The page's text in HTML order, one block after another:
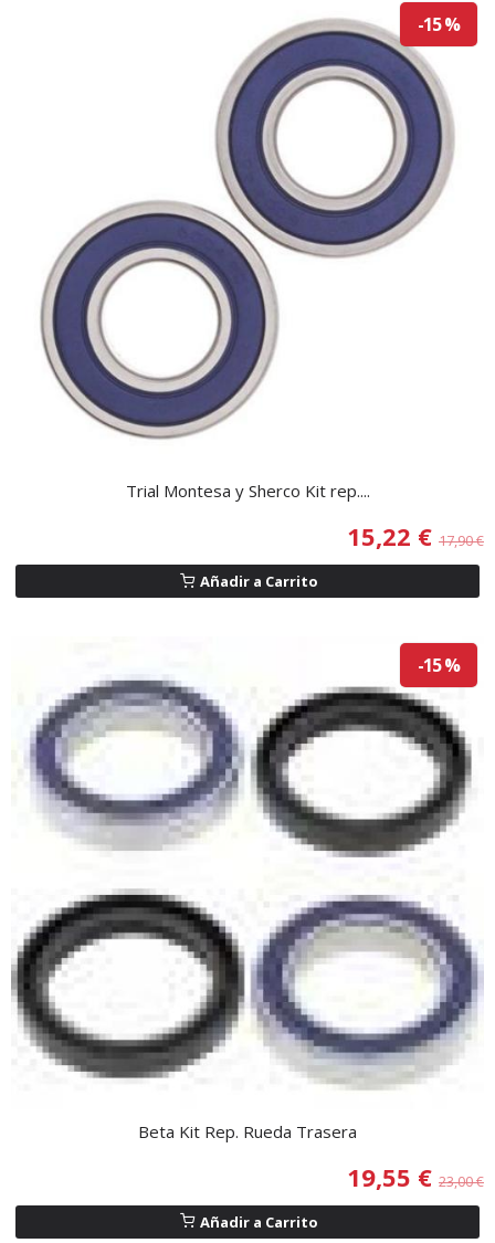
-15 %
Trial Montesa y Sherco Kit rep....
15,22 € 17,90 €
Añadir a Carrito
-15 %
Beta Kit Rep. Rueda Trasera
19,55 € 23,00 €
Añadir a Carrito